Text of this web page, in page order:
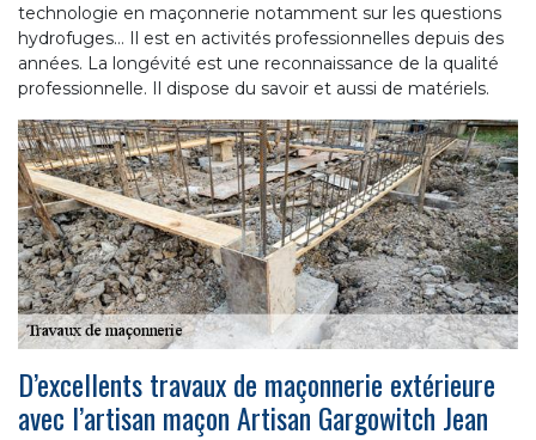
technologie en maçonnerie notamment sur les questions
hydrofuges… Il est en activités professionnelles depuis des
années. La longévité est une reconnaissance de la qualité
professionnelle. Il dispose du savoir et aussi de matériels.
D’excellents travaux de maçonnerie extérieure
avec l’artisan maçon Artisan Gargowitch Jean